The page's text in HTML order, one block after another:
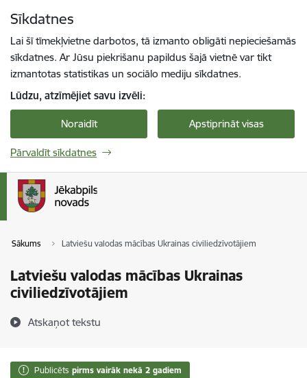
Sīkdatnes
Lai šī tīmekļvietne darbotos, tā izmanto obligāti nepieciešamās
sīkdatnes. Ar Jūsu piekrišanu papildus šajā vietnē var tikt
izmantotas statistikas un sociālo mediju sīkdatnes.
Lūdzu, atzīmējiet savu izvēli:
Noraidīt Apstiprināt visas
Pārvaldīt sīkdatnes
Sākums Latviešu valodas mācības Ukrainas civiliedzīvotājiem
Latviešu valodas mācības Ukrainas
civiliedzīvotājiem
Atskaņot tekstu
Publicēts pirms vairāk nekā 2 gadiem